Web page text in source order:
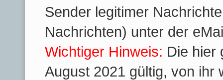
Sender legitimer
Nachrichten) unter der
Wichtiger Hinweis: Die hier
August 2021 gültig, von ihr